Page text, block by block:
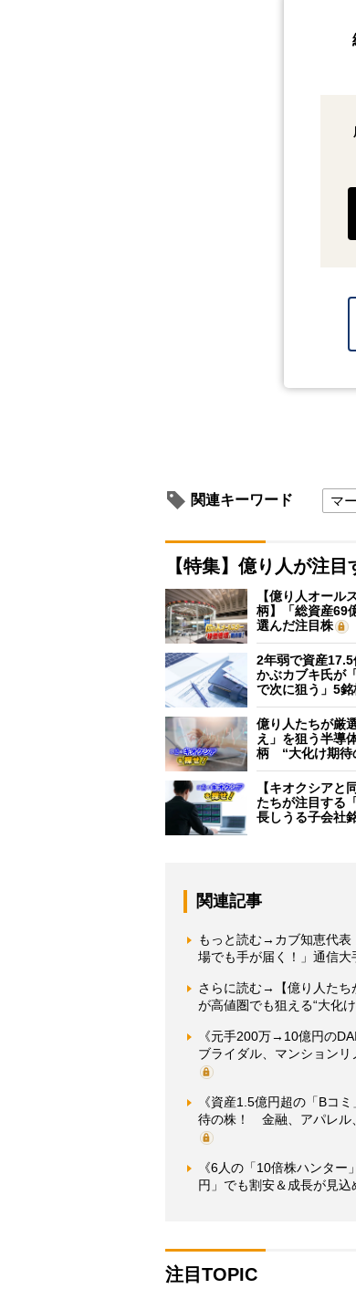
関連キーワード マ
【特集】億り人が注
【億り人オール
柄】「総資産69
選んだ注目株
2年弱で資産17.5
かぶカブキ氏が
で次に狙う」5銘
億り人たちが厳
え」を狙う半導
柄 “大化け期待
【キオクシアと
たちが注目する
長しうる子会社
関連記事
もっと読む→カブ知恵代表
場でも手が届く！」通信
さらに読む→【億り人たち
が高値圏でも狙える“大化
《元手200万→10億円の
ブライダル、マンション
《資産1.5億円超の「Bコ
待の株！ 金融、アパレル
《6人の「10倍株ハンタ
円」でも割安＆成長が見
注目TOPIC